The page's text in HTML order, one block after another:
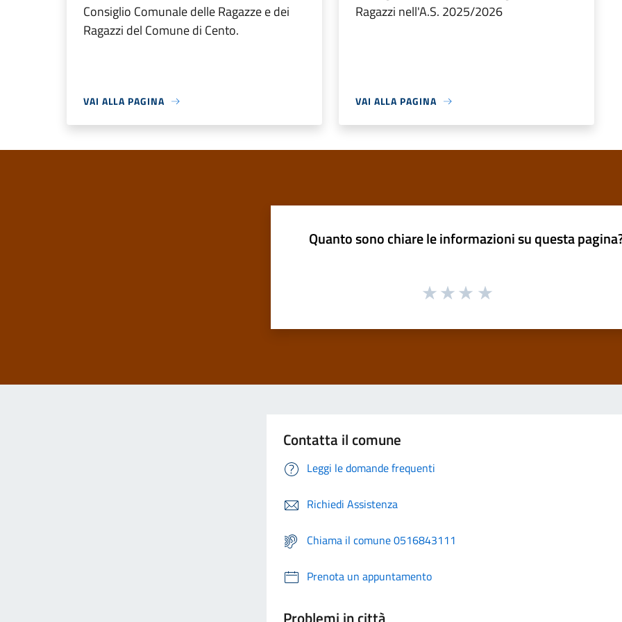
Consiglio Comunale delle Ragazze e dei
Ragazzi del Comune di Cento.
VAI ALLA PAGINA
Ragazzi nell'A.S. 2025/2026
VAI ALLA PAGINA
Quanto sono chiare le informazioni su questa
Contatta il comune
Leggi le domande frequenti
Richiedi Assistenza
Chiama il comune 0516843111
Prenota un appuntamento
Problemi in città